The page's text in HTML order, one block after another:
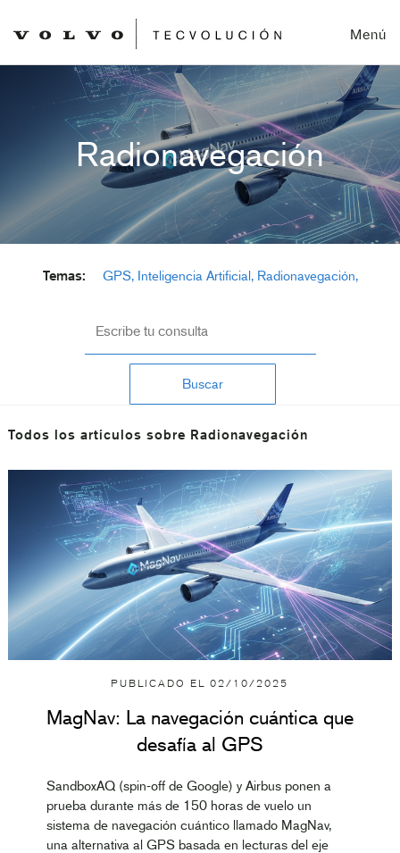
Menú
Radionavegación
Temas: GPS Inteligencia Artificial Radionavegación
Buscar
Todos los artículos sobre Radionavegación
PUBLICADO EL02/10/2025
MagNav: La navegación cuántica que
desafía al GPS
SandboxAQ (spin‑off de Google) y Airbus ponen a
prueba durante más de 150 horas de vuelo un
sistema de navegación cuántico llamado MagNav,
una alternativa al GPS basada en lecturas del eje